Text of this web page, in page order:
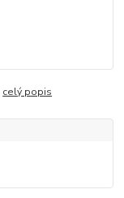
celý popis